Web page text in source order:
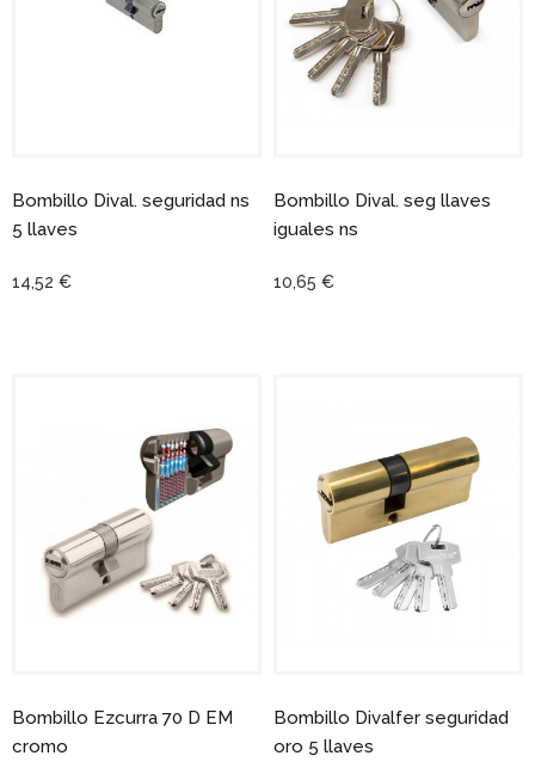
Bombillo Dival. seguridad ns
5 llaves
14,52 €
Bombillo Dival. seg llaves
iguales ns
10,65 €
Bombillo Ezcurra 70 D EM
cromo
Bombillo Divalfer seguridad
oro 5 llaves